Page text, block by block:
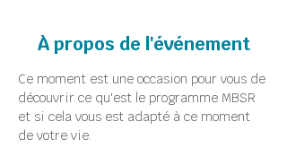
À propos de l'événement
Ce moment est une occasion pour vous de
découvrir ce qu'est le programme MBSR
et si cela vous est adapté à ce moment
de votre vie.